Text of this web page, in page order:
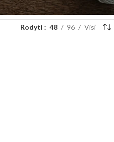
Rodyti 48 96 Visi